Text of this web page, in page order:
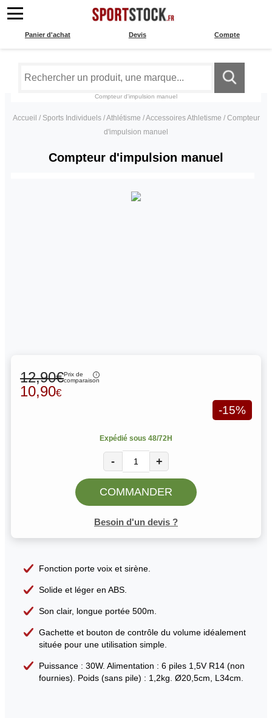
Compte
Devis
Panier d'achat
Compteur d'impulsion manuel
Accueil / Sports Individuels/Athlétisme /Accessoires Athletisme / Compteur
d'impulsion manuel
Compteur d'impulsion manuel
12,90€Prix de
comparaison
10,90€
-15%
Expédié sous 48/72H
- +
COMMANDER
Besoin d'un devis ?
Fonction porte voix et sirène.
Solide et léger en ABS.
Son clair, longue portée 500m.
Gachette et bouton de contrôle du volume idéalement
située pour une utilisation simple.
Puissance : 30W. Alimentation : 6 piles 1,5V R14 (non
fournies). Poids (sans pile) : 1,2kg. Ø20,5cm, L34cm.